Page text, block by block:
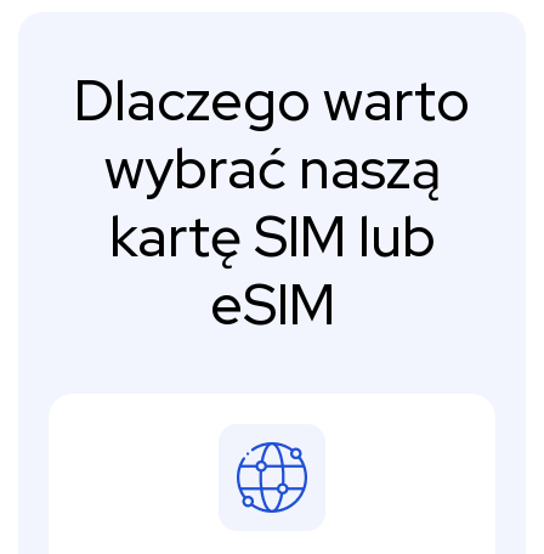
Dlaczego warto
wybrać naszą
kartę SIM lub
eSIM